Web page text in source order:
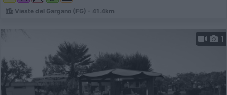
Vieste del Gargano (FG) - 41.4km
1